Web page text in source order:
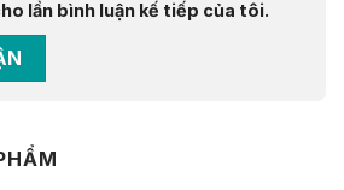
lần bình luận kế tiếp của tôi.